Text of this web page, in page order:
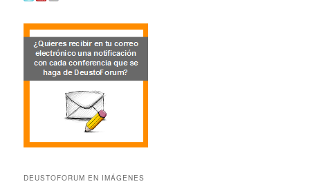
DEUSTOFORUM EN IMÁGENES